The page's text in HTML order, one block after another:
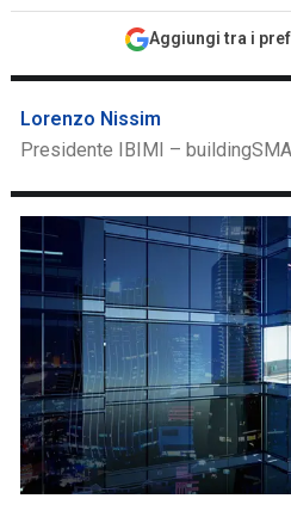
Aggiungi tra i
Lorenzo Nissim
Presidente IBIMI –